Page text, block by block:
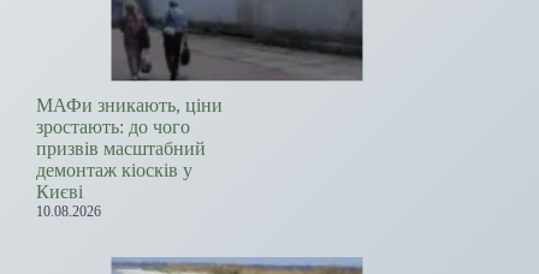
МАФи зникають, ціни
зростають: до чого
призвів масштабний
демонтаж кіосків у
Києві
10.08.2026